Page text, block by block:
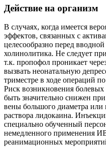
Действие на организм
В случаях, когда имеется
эффектов, связанных с
целесообразно перед
холинолитика. Не следует
т.к. пропофол проникает
вызвать неонатальную
триместре в ходе операций
Риск возникновения
быть значительно снижен
вены большого диаметра
раствора лидокаина.
специально обученный
немедленного применения
реанимационных